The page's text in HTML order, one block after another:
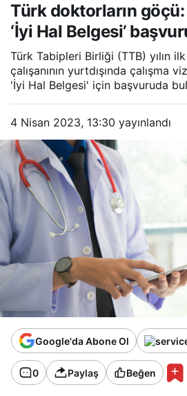
Türk doktorların
‘İyi Hal Belgesi’
Türk Tabipleri Birliği (TTB) yılın
çalışanının yurtdışında çalışma
'İyi Hal Belgesi' için başvuruda
4 Nisan 2023, 13:30 yayınlandı
Google'da Abone Ol
0 Paylaş Beğen